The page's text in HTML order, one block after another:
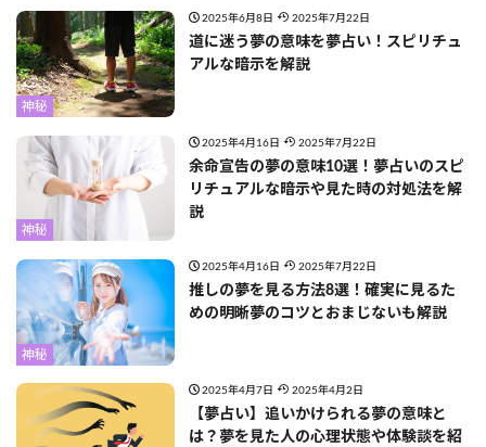
神秘
2025年6月8日 2025年7月22日
道に迷う夢の意味を夢占い！スピリチュ
アルな暗示を解説
神秘
2025年4月16日 2025年7月22日
余命宣告の夢の意味10選！夢占いのスピ
リチュアルな暗示や見た時の対処法を解
説
神秘
2025年4月16日 2025年7月22日
推しの夢を見る方法8選！確実に見るた
めの明晰夢のコツとおまじないも解説
2025年4月7日 2025年4月2日
【夢占い】追いかけられる夢の意味と
は？夢を見た人の心理状態や体験談を紹